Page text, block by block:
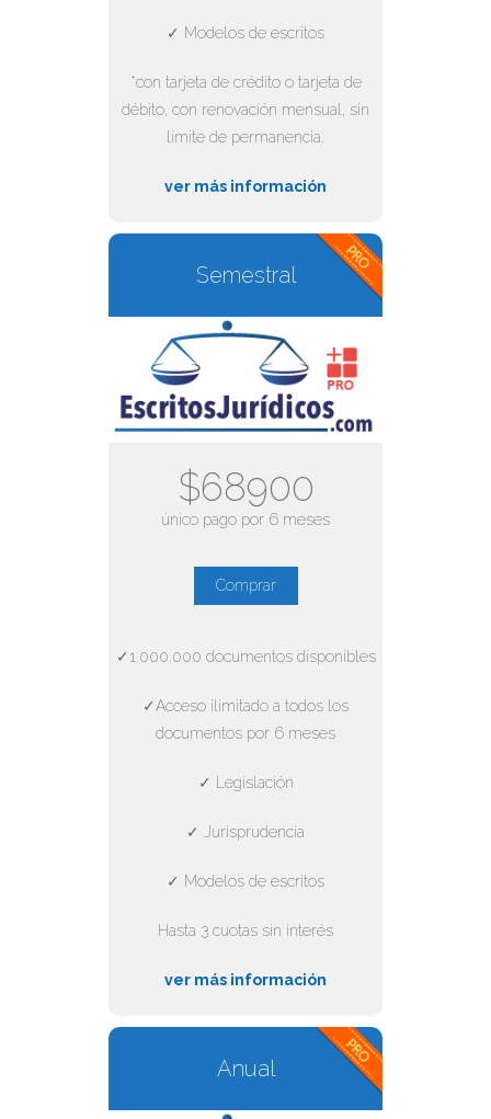
✓ Modelos de escritos
*con tarjeta de crédito o tarjeta de
débito, con renovación mensual, sin
límite de permanencia.
ver más información
Semestral
$68900
único pago por 6 meses
Comprar
✓1.000.000 documentos disponibles
✓Acceso ilimitado a todos los
documentos por 6 meses
✓ Legislación
✓ Jurisprudencia
✓ Modelos de escritos
Hasta 3 cuotas sin interés
ver más información
Anual